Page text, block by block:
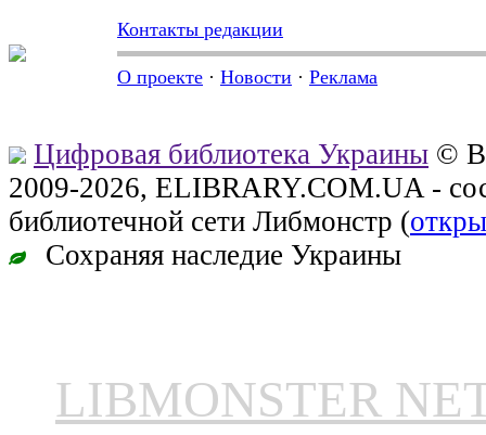
Контакты редакции
О проекте · Новости · Реклама
Цифровая библиотека Украины ©
2009-2026, ELIBRARY.COM.UA -
библиотечной сети Либмонстр (
Сохраняя наследие Украины
LIBMONSTER